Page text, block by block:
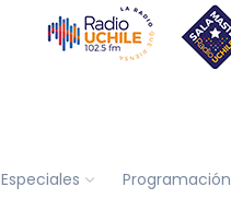
Especiales Programación